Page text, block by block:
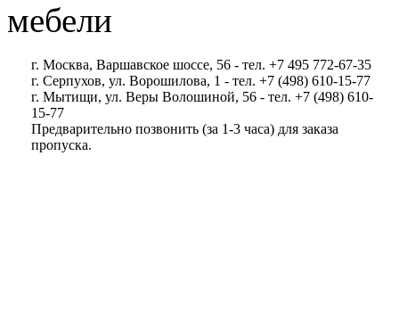
мебели
г. Москва, Варшавское шоссе, 56 - тел. +7 495 772-67-35
г. Серпухов, ул. Ворошилова, 1 - тел. +7 (498) 610-15-77
г. Мытищи, ул. Веры Волошиной, 56 - тел. +7 (498) 610-
15-77
Предварительно позвонить (за 1-3 часа) для заказа
пропуска.